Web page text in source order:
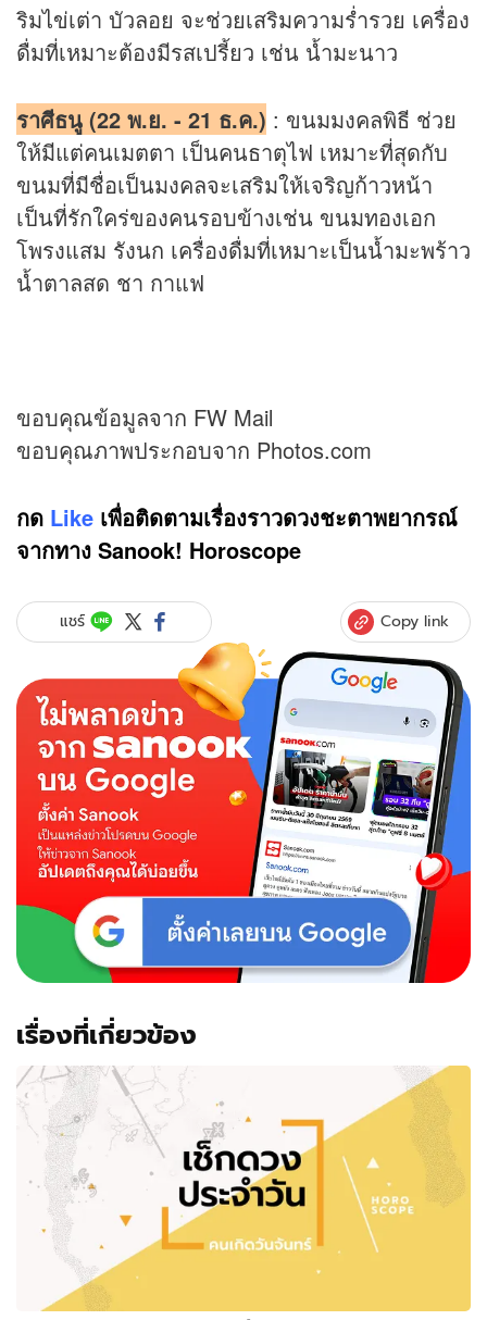
ริมไข่เต่า บัวลอย จะช่วยเสริมความร่ำรวย เครื่อง
ดื่มที่เหมาะต้องมีรสเปรี้ยว เช่น น้ำมะนาว
ราศีธนู (22 พ.ย. - 21 ธ.ค.) : ขนมมงคลพิธี ช่วย
ให้มีแต่คนเมตตา เป็นคนธาตุไฟ เหมาะที่สุดกับ
ขนมที่มีชื่อเป็นมงคลจะเสริมให้เจริญก้าวหน้า
เป็นที่รักใคร่ของคนรอบข้างเช่น ขนมทองเอก
โพรงแสม รังนก เครื่องดื่มที่เหมาะเป็นน้ำมะพร้าว
น้ำตาลสด ชา กาแฟ
ขอบคุณข้อมูลจาก FW Mail
ขอบคุณภาพประกอบจาก Photos.com
กด Like เพื่อติดตามเรื่องราวดวงชะตาพยากรณ์
จากทาง Sanook! Horoscope
แชร์ Copy link
เรื่องที่เกี่ยวข้อง